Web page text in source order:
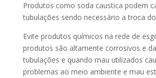
Produtos como soda caustica podem
tubulações sendo necessário a troca
Evite produtos químicos na rede de
produtos são altamente corrosivos e
tubulações e quando mau utilizados
problemas ao meio ambiente e mau